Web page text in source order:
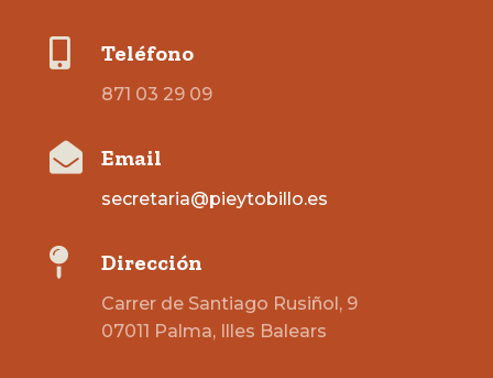
 Teléfono
871 03 29 09
 Email
secretaria@pieytobillo.es
 Dirección
Carrer de Santiago Rusiñol, 9
07011 Palma, Illes Balears